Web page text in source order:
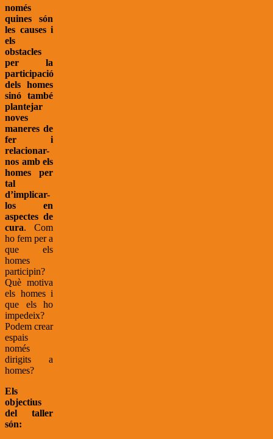
només
quines són
les causes i
els
obstacles
per la
participació
dels homes
sinó també
plantejar
noves
maneres de
fer i
relacionar-
nos amb els
homes per
tal
d’implicar-
los en
aspectes de
cura. Com
ho fem per a
que els
homes
participin?
Què motiva
els homes i
que els ho
impedeix?
Podem crear
espais
només
dirigits a
homes?
Els
objectius
del taller
són: